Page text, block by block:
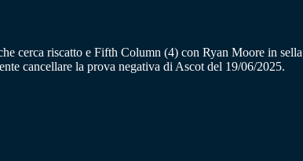
cerca riscatto e Fifth Column (4) con Ryan Moore in
cancellare la prova negativa di Ascot del 19/06/2025.